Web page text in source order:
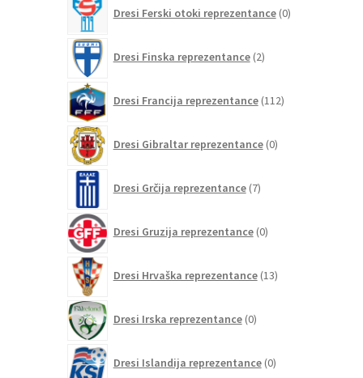
Dresi Ferski otoki reprezentance 0izdelkov
Dresi Finska reprezentance 2izdelka
Dresi Francija reprezentance 112izdelkov
Dresi Gibraltar reprezentance 0izdelkov
Dresi Grčija reprezentance 7izdelkov
Dresi Gruzija reprezentance 0izdelkov
Dresi Hrvaška reprezentance 13izdelkov
Dresi Irska reprezentance 0izdelkov
Dresi Islandija reprezentance 0izdelkov